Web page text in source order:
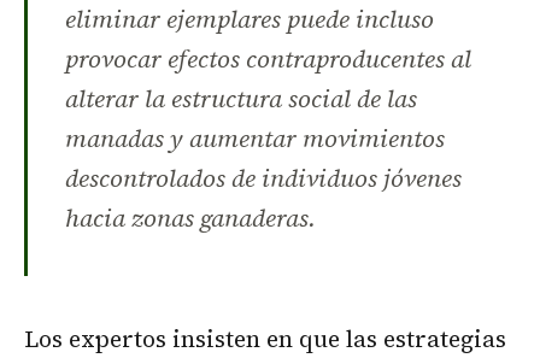
eliminar ejemplares puede incluso
provocar efectos contraproducentes al
alterar la estructura social de las
manadas y aumentar movimientos
descontrolados de individuos jóvenes
hacia zonas ganaderas.
Los expertos insisten en que las estrategias